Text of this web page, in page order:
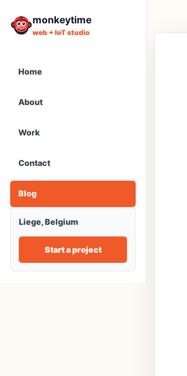
monkeytime
web + IoT studio
Home
About
Work
Contact
Blog
Liege, Belgium
Start a project